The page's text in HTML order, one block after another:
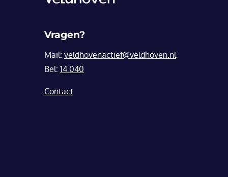
Vragen?
Mail: veldhovenactief@veldhoven.nl
Bel: 14 040
Contact